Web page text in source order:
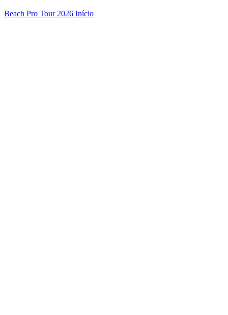
Beach Pro Tour 2026 Início